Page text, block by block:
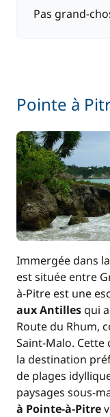
Pas grand-
Pointe à
Immergée dans
est située entre
à-Pitre est une
aux Antillesqui
Route du Rhum,
Saint-Malo.
la destination
de plages
paysages sous-
à Pointe-à-Pitre